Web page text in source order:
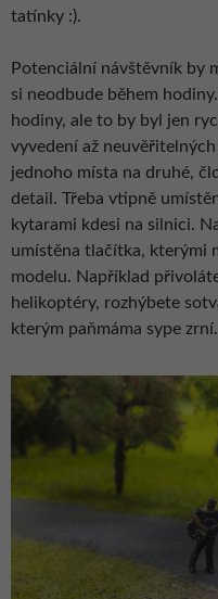
tatínky :).
Potenciální návštěvník by
si neodbude během
hodiny, ale to by byl jen
vyvedení až
jednoho místa na druhé,
detail. Třeba vtipně
kytarami kdesi na silnici.
umístěna tlačítka, kterými
modelu. Například
helikoptéry, rozhýbete
kterým paňmáma sype zrní.